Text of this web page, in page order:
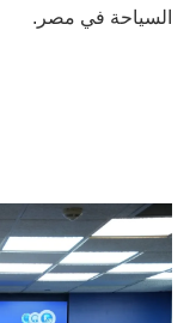
السياحة في مصر.